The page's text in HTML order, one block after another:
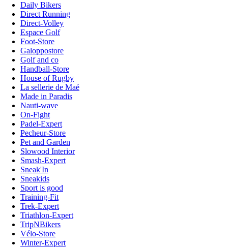
Daily Bikers
Direct Running
Direct-Volley
Espace Golf
Foot-Store
Galoppostore
Golf and co
Handball-Store
House of Rugby
La sellerie de Maé
Made in Paradis
Nauti-wave
On-Fight
Padel-Expert
Pecheur-Store
Pet and Garden
Slowood Interior
Smash-Expert
Sneak'In
Sneakids
Sport is good
Training-Fit
Trek-Expert
Triathlon-Expert
TripNBikers
Vélo-Store
Winter-Expert